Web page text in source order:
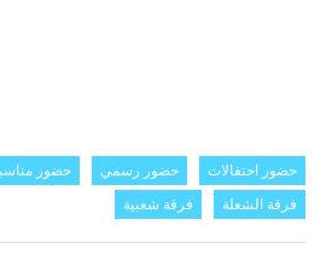
حضور احتفالات حضور رسمي حضور
فرقة الشعلة
فرقة شعبية